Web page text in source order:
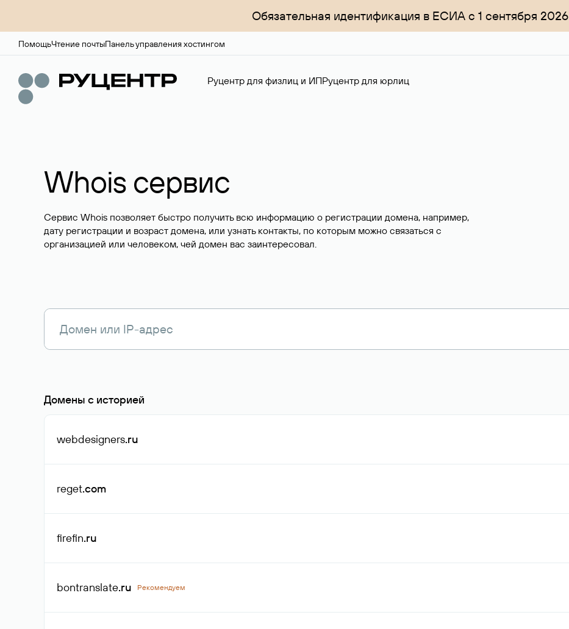
Обязательная идентификация в ЕСИА с 1 сентября 2026
ПомощьЧтение почтыПанель управления хостингом
Руцентр для физлиц и ИПРуцентр для юрлиц
Whois сервис
Сервис Whois позволяет быстро получить всю информацию о регистрации домена, например,
дату регистрации и возраст домена, или узнать контакты, по которым можно связаться с
организацией или человеком, чей домен вас заинтересовал.
Домены с историей
webdesigners.ru
reget.com
firefin.ru
bontranslate.ru Рекомендуем